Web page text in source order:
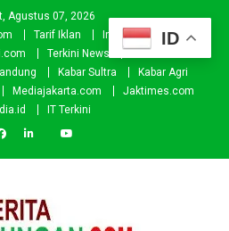
Agustus 07, 2026
Tarif Iklan Investor
Donasi
Terkini News
Kabar.id
Kabar Sultra
Kabar Agri
Mediajakarta.com
Jaktimes.com
IT Terkini
ID